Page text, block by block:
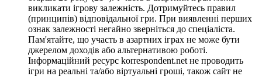
викликати ігрову залежність. Дотримуйтесь правил
(принципів) відповідальної гри. При виявленні перших
ознак залежності негайно зверніться до спеціаліста.
Пам'ятайте, що участь в азартних іграх не може бути
джерелом доходів або альтернативою роботі.
Інформаційний ресурс korrespondent.net не проводить
ігри на реальні та/або віртуальні гроші, також сайт не